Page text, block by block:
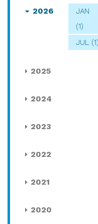
2026
JAN
(1)
JUL (1)
2025
2024
2023
2022
2021
2020